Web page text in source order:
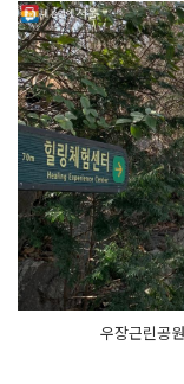
우장근린공